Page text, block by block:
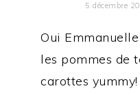
5 décembre
Oui
les pommes de
carottes yummy!